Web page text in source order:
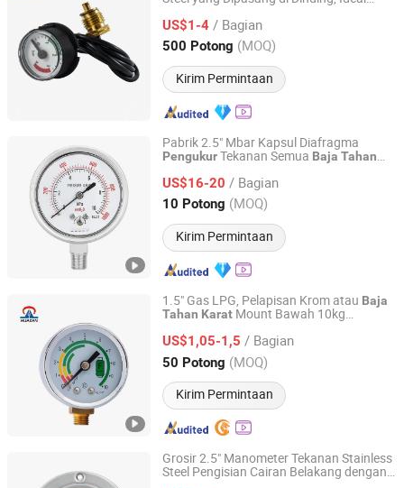
US$1-4 / Bagian
500 Potong (MOQ)
Kirim Permintaan
Jiangxi, China Harga mulai 2025
Pabrik 2.5" Mbar Kapsul Diafragma
PengukurTekanan Semua Baja Tahan
US$16-20 / Bagian
10 Potong (MOQ)
Kirim Permintaan
Zhejiang Shengdi Instrument Co., Ltd.
Zhejiang, China Harga mulai 2024
1.5" Gas LPG, Pelapisan Krom atau Baja
Tahan Karat Mount Bawah 10kg
US$1,05-1,5 / Bagian
50 Potong (MOQ)
Kirim Permintaan
Huazan Instruments Co., Ltd.
Zhejiang, China Harga mulai 2015
Grosir 2.5" Manometer Tekanan Stainless
Steel Pengisian Cairan Belakang dengan
Zhejiang Shengdi Instrument Co., Ltd.